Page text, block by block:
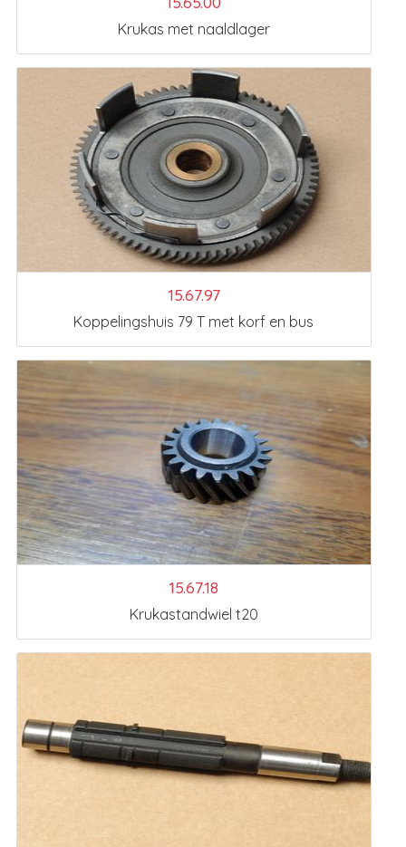
Krukas met naaldlager
15.67.97
Koppelingshuis 79 T met korf en bus
15.67.18
Krukastandwiel t20